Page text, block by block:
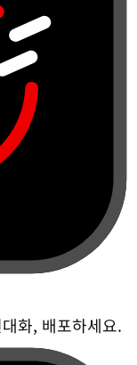
화, 배포하세요.